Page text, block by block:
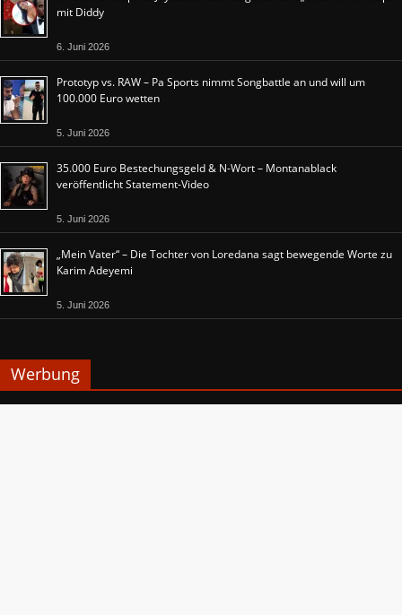
mit Diddy
6. Juni 2026
Prototyp vs. RAW – Pa Sports nimmt Songbattle an und will um
100.000 Euro wetten
5. Juni 2026
35.000 Euro Bestechungsgeld & N-Wort – Montanablack
veröffentlicht Statement-Video
5. Juni 2026
„Mein Vater“ – Die Tochter von Loredana sagt bewegende Worte zu
Karim Adeyemi
5. Juni 2026
Werbung